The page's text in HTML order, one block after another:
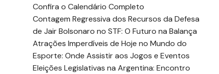
Confira o Calendário Completo
Contagem Regressiva dos Recursos da Defesa
de Jair Bolsonaro no STF: O Futuro na Balança
Atrações Imperdíveis de Hoje no Mundo do
Esporte: Onde Assistir aos Jogos e Eventos
Eleições Legislativas na Argentina: Encontro